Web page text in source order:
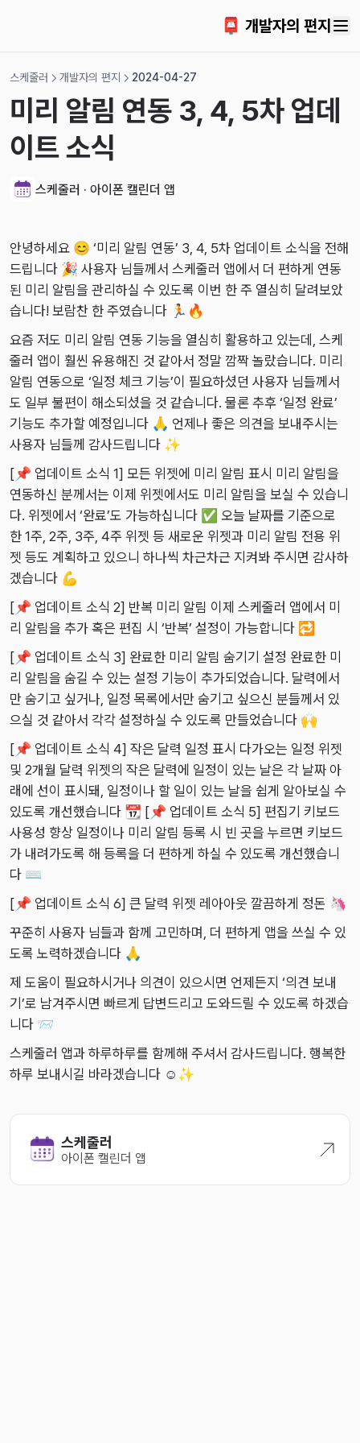
📮 개발자의 편지
2024-03-06
2024-02-24
2024-02-11
2024-02-08
2024-02-03
2024-01-20
2024-01-07
2023-12-31
2023-12-24
2023-12-17
2023-10-15
개인정보 보호정책
윤슬 가계부
가이드
공유 가계부
지출 분류 추천
개발자의 편지
2026-07-31
2026-07-08
2026-05-13
2026-03-27
2026-02-20
2025-12-16
2025-11-25
2025-10-15
2025-10-07
2025-09-26
2025-09-14
2025-08-10
2025-06-19
2025-05-15
2025-03-29
2025-01-07
2024-12-13
2024-08-29
개인정보 보호정책
Dayte
앱 소개
가이드
음력 디데이
맥 디데이 위젯
개발자의 편지
2026-07-22
2026-05-11
2026-02-23
2026-01-23
개인정보 보호정책
리마인더
앱 소개
개발자의 편지
2026-07-21
2026-05-31
2024-03-27
2024-01-07
2024-01-01
2023-12-16
2023-12-10
2023-12-02
2023-11-25
2023-11-18
2023-10-09
2023-09-28
2023-09-09
2023-08-06
개인정보 보호정책
미니모
앱 소개
가이드
폴더 및 메모 잠금 🔐
개발자의 편지
2025-11-04
2025-08-24
2025-08-15
2025-06-13
2025-05-09
2025-04-03
2025-03-14
2025-02-25
개인정보 보호정책
윤슬
앱 소개
개발자의 편지
2026-06-29
2025-05-02
개인정보 보호정책
앱 아이콘 다크 모드 설정
사파리 하단 설정
아이패드 멀티태스킹 설정
아이폰 티머니 교통카드
아이폰 앱 잠금 기능
아이폰 앱 언어 변경
추적 금지 요청 끄기
아이폰 잠금 화면 위젯 설정
정보
캘린더 어플 추천
가계부 어플 추천
디데이 어플 추천
디데이 위젯 앱 추천
자주 묻는 질문
iCloud 동기화
스케줄러 개발자의 편지 2024-04-27
미리 알림 연동 3, 4, 5차 업데
이트 소식
스케줄러 · 아이폰 캘린더 앱
안녕하세요 😊 ‘미리 알림 연동’ 3, 4, 5차 업데이트 소식을 전해
드립니다 🎉 사용자 님들께서 스케줄러 앱에서 더 편하게 연동
된 미리 알림을 관리하실 수 있도록 이번 한 주 열심히 달려보았
습니다! 보람찬 한 주였습니다 🏃🔥
요즘 저도 미리 알림 연동 기능을 열심히 활용하고 있는데, 스케
줄러 앱이 훨씬 유용해진 것 같아서 정말 깜짝 놀랐습니다. 미리
알림 연동으로 ‘일정 체크 기능’이 필요하셨던 사용자 님들께서
도 일부 불편이 해소되셨을 것 같습니다. 물론 추후 ‘일정 완료’
기능도 추가할 예정입니다 🙏 언제나 좋은 의견을 보내주시는
사용자 님들께 감사드립니다 ✨
[📌 업데이트 소식 1] 모든 위젯에 미리 알림 표시 미리 알림을
연동하신 분께서는 이제 위젯에서도 미리 알림을 보실 수 있습니
다. 위젯에서 ‘완료’도 가능하십니다 ✅ 오늘 날짜를 기준으로
한 1주, 2주, 3주, 4주 위젯 등 새로운 위젯과 미리 알림 전용 위
젯 등도 계획하고 있으니 하나씩 차근차근 지켜봐 주시면 감사하
겠습니다 💪
[📌 업데이트 소식 2] 반복 미리 알림 이제 스케줄러 앱에서 미
리 알림을 추가 혹은 편집 시 ‘반복’ 설정이 가능합니다 🔁
[📌 업데이트 소식 3] 완료한 미리 알림 숨기기 설정 완료한 미
리 알림을 숨길 수 있는 설정 기능이 추가되었습니다. 달력에서
만 숨기고 싶거나, 일정 목록에서만 숨기고 싶으신 분들께서 있
으실 것 같아서 각각 설정하실 수 있도록 만들었습니다 🙌
[📌 업데이트 소식 4] 작은 달력 일정 표시 다가오는 일정 위젯
및 2개월 달력 위젯의 작은 달력에 일정이 있는 날은 각 날짜 아
래에 선이 표시돼, 일정이나 할 일이 있는 날을 쉽게 알아보실 수
있도록 개선했습니다 📆 [📌 업데이트 소식 5] 편집기 키보드
사용성 향상 일정이나 미리 알림 등록 시 빈 곳을 누르면 키보드
가 내려가도록 해 등록을 더 편하게 하실 수 있도록 개선했습니
다 ⌨️
[📌 업데이트 소식 6] 큰 달력 위젯 레아아웃 깔끔하게 정돈 🦄
꾸준히 사용자 님들과 함께 고민하며, 더 편하게 앱을 쓰실 수 있
도록 노력하겠습니다 🙏
제 도움이 필요하시거나 의견이 있으시면 언제든지 ‘의견 보내
기’로 남겨주시면 빠르게 답변드리고 도와드릴 수 있도록 하겠습
니다 📨
스케줄러 앱과 하루하루를 함께해 주셔서 감사드립니다. 행복한
하루 보내시길 바라겠습니다 ☺️✨
스케줄러
아이폰 캘린더 앱